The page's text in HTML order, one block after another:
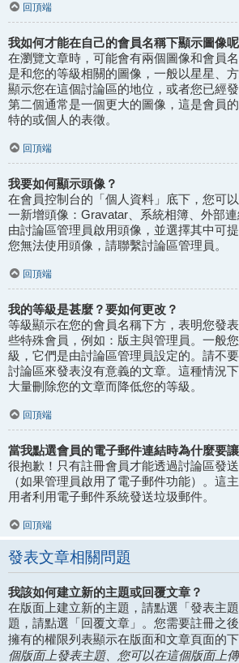
回頂端
我如何才能在自己的會員名稱下顯示圖像呢
在瀏覽文章時，可能會有兩個圖像和會員
是和您的等級相關的圖像，一般以星星、
顯示您在這個討論區的地位，或者您已經
第二個通常是一個更大的圖像，這是會員
特的或個人的表徵。
回頂端
我要如何顯示頭像？
在會員控制台的「個人資料」底下，您可
一新增頭像：Gravatar、系統相簿、外部
由討論區管理員啟用頭像，並選擇其中可
您無法使用頭像，請聯繫討論區管理員。
回頂端
我的等級是甚麼？要如何更改？
等級顯示在您的會員名稱下方，表明您發
些特殊會員，例如：版主與管理員。一般
級，它們是由討論區管理員設定的。請不
討論區來發表沒有意義的文章。這種情況
大量刪除您的文章而降低您的等級。
回頂端
當我點選會員的電子郵件連結時為什麼要
很抱歉！只有註冊會員才能透過討論區發
（如果管理員啟用了電子郵件功能）。這
用者利用電子郵件系統發送垃圾郵件。
回頂端
發表文章相關問題
我該如何建立新的主題或回覆文章？
在版面上建立新的主題，請點選「發表主
題，請點選「回覆文章」。您需要註冊之
擁有的權限列表顯示在版面和文章頁面的
個版面上發表主題、您可以在這個版面上